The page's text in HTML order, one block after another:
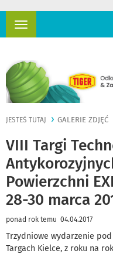
Rozwiń
JESTEŚ TUTAJ GALERIE ZDJĘĆ
VIII Targi
Powierzchni
28-30 marca
ponad rok temu 04.04.2017
Trzydniowe wydarzenie pod
Targach Kielce, z roku na